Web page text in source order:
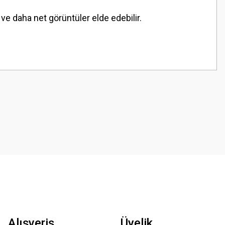
daha net görüntüler elde edebilir.